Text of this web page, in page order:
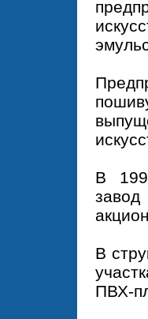
В
В
ПВХ-